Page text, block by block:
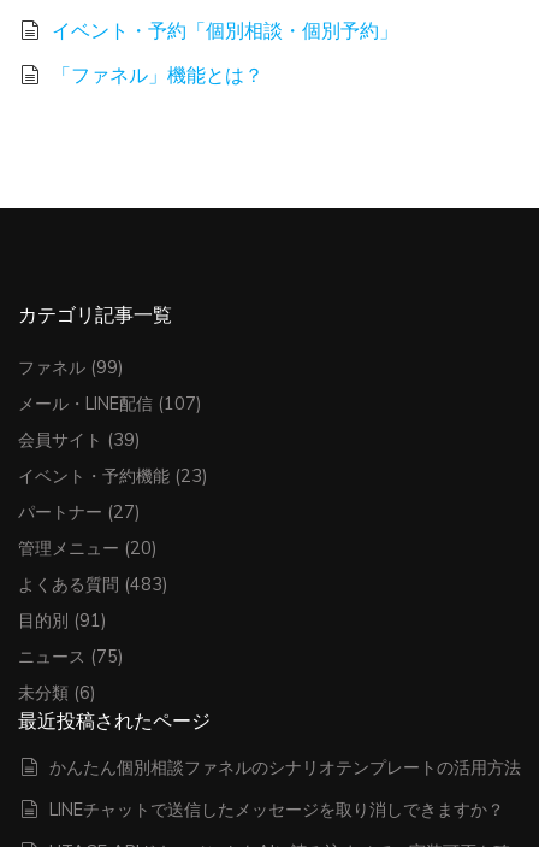
イベント・予約「個別相談・個別予約」
「ファネル」機能とは？
カテゴリ記事一覧
ファネル (99)
メール・LINE配信 (107)
会員サイト (39)
イベント・予約機能 (23)
パートナー (27)
管理メニュー (20)
よくある質問 (483)
目的別 (91)
ニュース (75)
未分類 (6)
最近投稿されたページ
かんたん個別相談ファネルのシナリオテンプレートの活用方法
LINEチャットで送信したメッセージを取り消しできますか？